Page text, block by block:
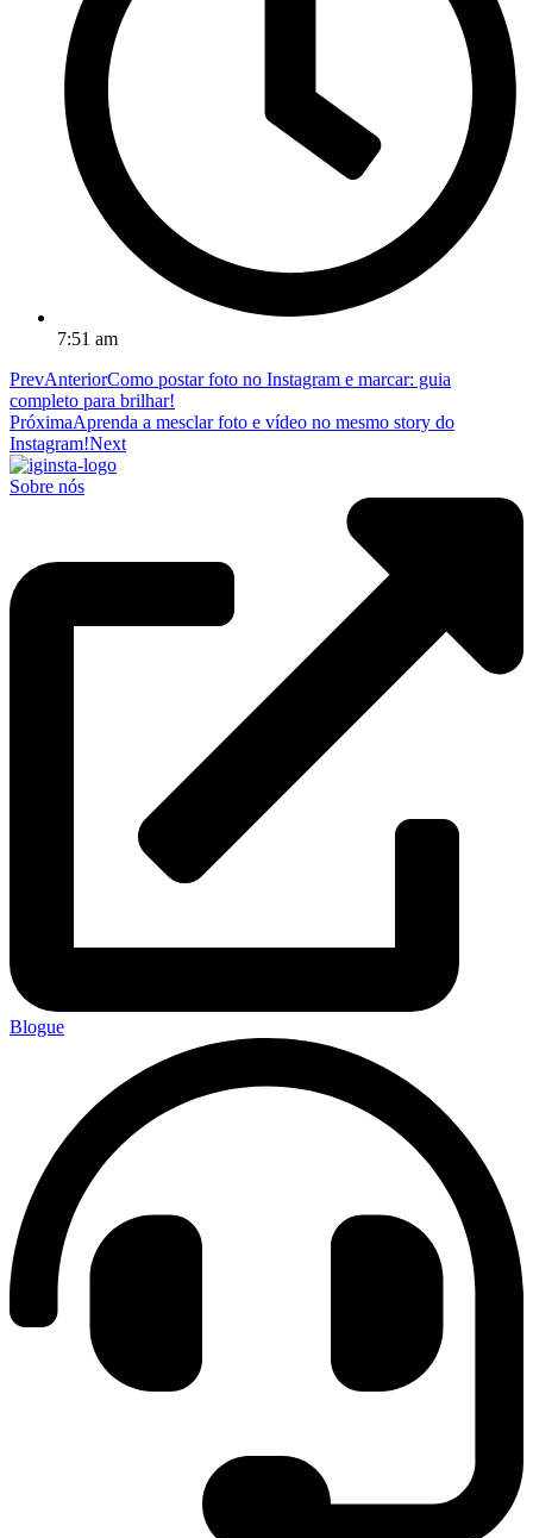
7:51 am
PrevAnteriorComo postar foto no Instagram e marcar: guia
completo para brilhar!
PróximaAprenda a mesclar foto e vídeo no mesmo story do
Instagram!Next
Sobre nós
Blogue